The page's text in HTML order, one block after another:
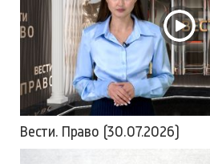
Вести. Право (30.07.2026)